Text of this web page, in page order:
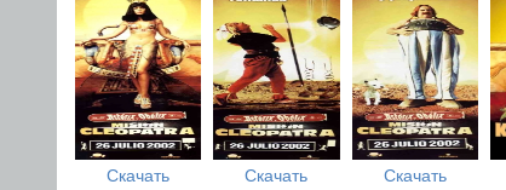
Скачать Скачать Скачать